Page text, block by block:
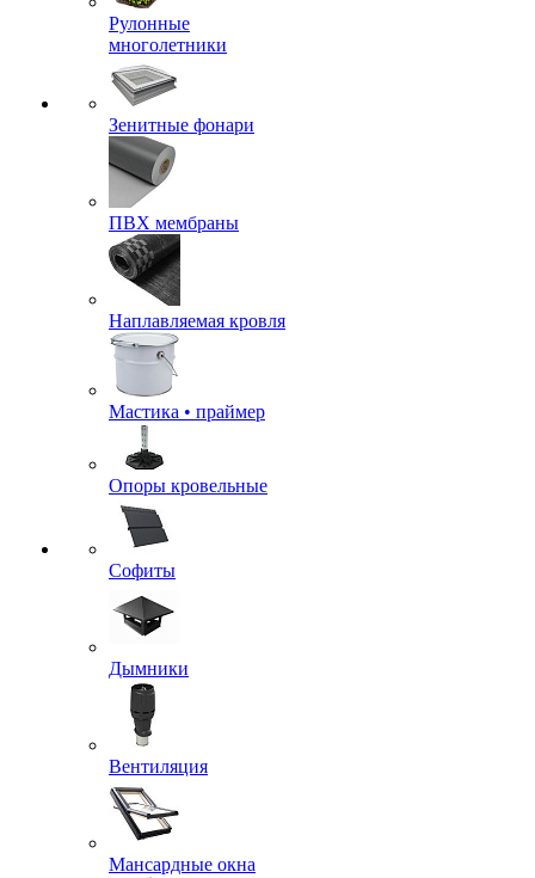
Рулонные
многолетники
Зенитные фонари
ПВХ мембраны
Наплавляемая кровля
Мастика • праймер
Опоры кровельные
Софиты
Дымники
Вентиляция
Мансардные окна